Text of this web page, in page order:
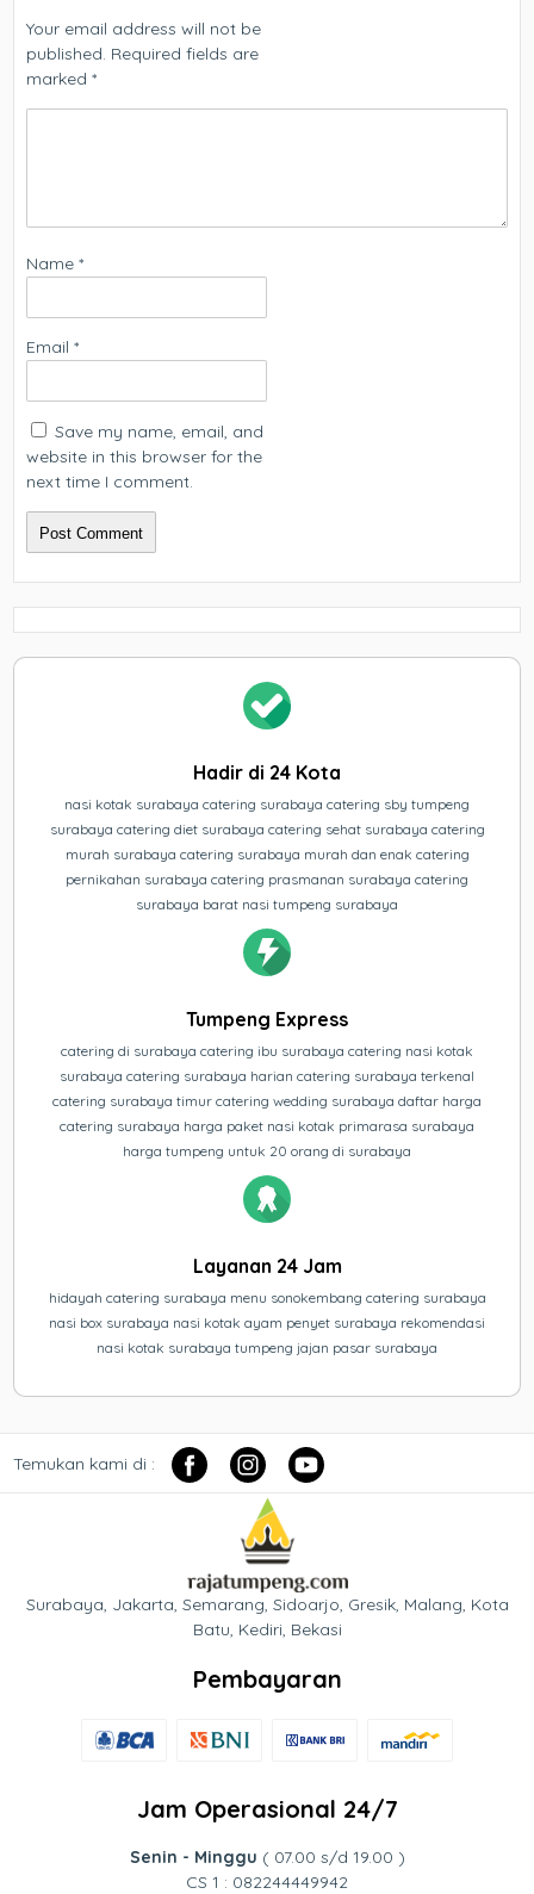
Your email address will not be
published. Required fields are
marked*
Name*
Email*
Save my name, email, and
website in this browser for the
next time I comment.
Hadir di 24 Kota
nasi kotak surabaya catering surabaya catering sby tumpeng
surabaya catering diet surabaya catering sehat surabaya catering
murah surabaya catering surabaya murah dan enak catering
pernikahan surabaya catering prasmanan surabaya catering
surabaya barat nasi tumpeng surabaya
Tumpeng Express
catering di surabaya catering ibu surabaya catering nasi kotak
surabaya catering surabaya harian catering surabaya terkenal
catering surabaya timur catering wedding surabaya daftar harga
catering surabaya harga paket nasi kotak primarasa surabaya
harga tumpeng untuk 20 orang di surabaya
Layanan 24 Jam
hidayah catering surabaya menu sonokembang catering surabaya
nasi box surabaya nasi kotak ayam penyet surabaya rekomendasi
nasi kotak surabaya tumpeng jajan pasar surabaya
Temukan kami di :
Surabaya, Jakarta, Semarang, Sidoarjo, Gresik, Malang, Kota
Batu, Kediri, Bekasi
Pembayaran
Jam Operasional 24/7
Senin - Minggu ( 07.00 s/d 19.00 )
CS 1 : 082244449942